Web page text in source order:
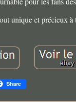
unique et précieux
Share